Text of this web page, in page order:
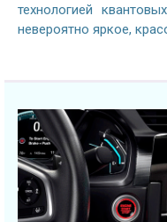
технологией
невероятно яркое,